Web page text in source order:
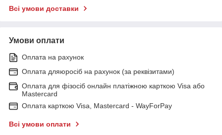
Всі умови доставки
Умови оплати
Оплата на рахунок
Оплата дляюросіб на рахунок (за реквізитами)
Оплата для фізосіб онлайн платіжною карткою Visa або
Mastercard
Оплата карткою Visa, Mastercard - WayForPay
Всі умови оплати